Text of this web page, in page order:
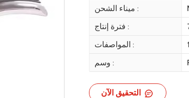
ميناء الشحن :
فترة إنتاج :
المواصفات :
وسم :
التحقيق الآن